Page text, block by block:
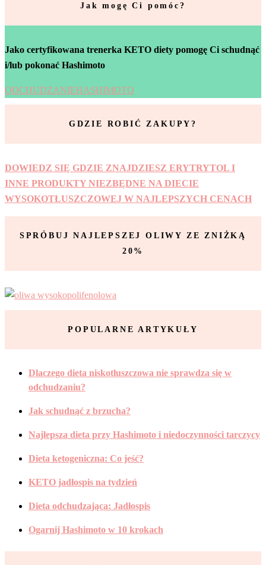
Jak mogę Ci pomóc?
Jako certyfikowana trenerka KETO diety pomogę Ci schudnąć
i/lub pokonać Hashimoto
ODCHUDZANIEHASHIMOTO
GDZIE ROBIĆ ZAKUPY?
DOWIEDZ SIĘ GDZIE ZNAJDZIESZ ERYTRYTOL I
INNE PRODUKTY NIEZBĘDNE NA DIECIE
WYSOKOTŁUSZCZOWEJ W NAJLEPSZYCH CENACH
SPRÓBUJ NAJLEPSZEJ OLIWY ZE ZNIŻKĄ
20%
POPULARNE ARTYKUŁY
Dlaczego dieta niskotłuszczowa nie sprawdza się w
odchudzaniu?
Jak schudnąć z brzucha?
Najlepsza dieta przy Hashimoto i niedoczynności tarczycy
Dieta ketogeniczna: Co jeść?
KETO jadłospis na tydzień
Dieta odchudzająca: Jadłospis
Ogarnij Hashimoto w 10 krokach